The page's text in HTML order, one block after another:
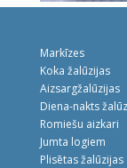
Markīzes
Koka žalūzijas
Aizsargžalūzijas
Diena-nakts
Romiešu aizkari
Jumta logiem
Plisētas žalūzijas